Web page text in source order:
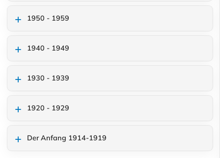
1950 - 1959
1940 - 1949
1930 - 1939
1920 - 1929
Der Anfang 1914-1919